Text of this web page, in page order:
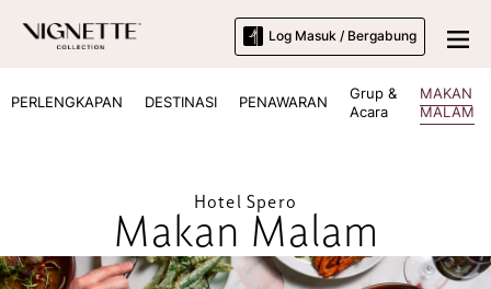
Log Masuk / Bergabung
PERLENGKAPAN DESTINASI PENAWARAN
Grup &
Acara
MAKAN
MALAM
Hotel Spero
Makan Malam